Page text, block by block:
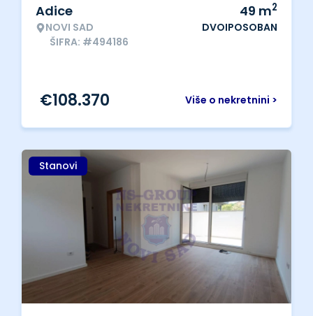
Adice
NOVI SAD
ŠIFRA: #494186
49 m2
DVOIPOSOBAN
Više o nekretnini >
€108.370
Stanovi